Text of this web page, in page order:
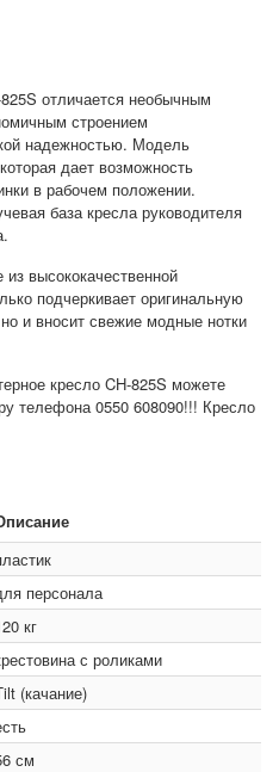
отличается необычным
строением
надежностью. Модель
дает возможность
в рабочем положении.
база кресла руководителя
высококачественной
подчеркивает оригинальную
и вносит свежие модные нотки
кресло CH-825S можете
телефона 0550 608090!!! Кресло
персонала
кг
с роликами
(качание)
см